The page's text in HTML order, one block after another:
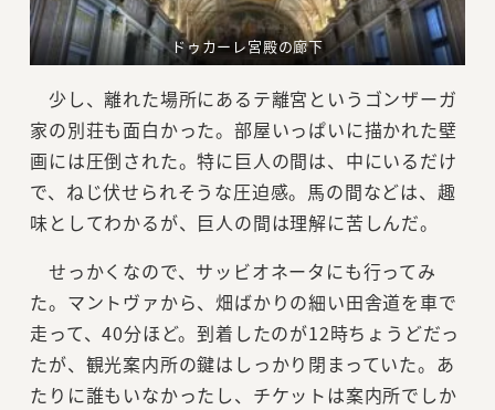
ドゥカーレ宮殿の廊下
少し、離れた場所にあるテ離宮というゴンザーガ
家の別荘も面白かった。部屋いっぱいに描かれた壁
画には圧倒された。特に巨人の間は、中にいるだけ
で、ねじ伏せられそうな圧迫感。馬の間などは、趣
味としてわかるが、巨人の間は理解に苦しんだ。
せっかくなので、サッビオネータにも行ってみ
た。マントヴァから、畑ばかりの細い田舎道を車で
走って、40分ほど。到着したのが12時ちょうどだっ
たが、観光案内所の鍵はしっかり閉まっていた。あ
たりに誰もいなかったし、チケットは案内所でしか